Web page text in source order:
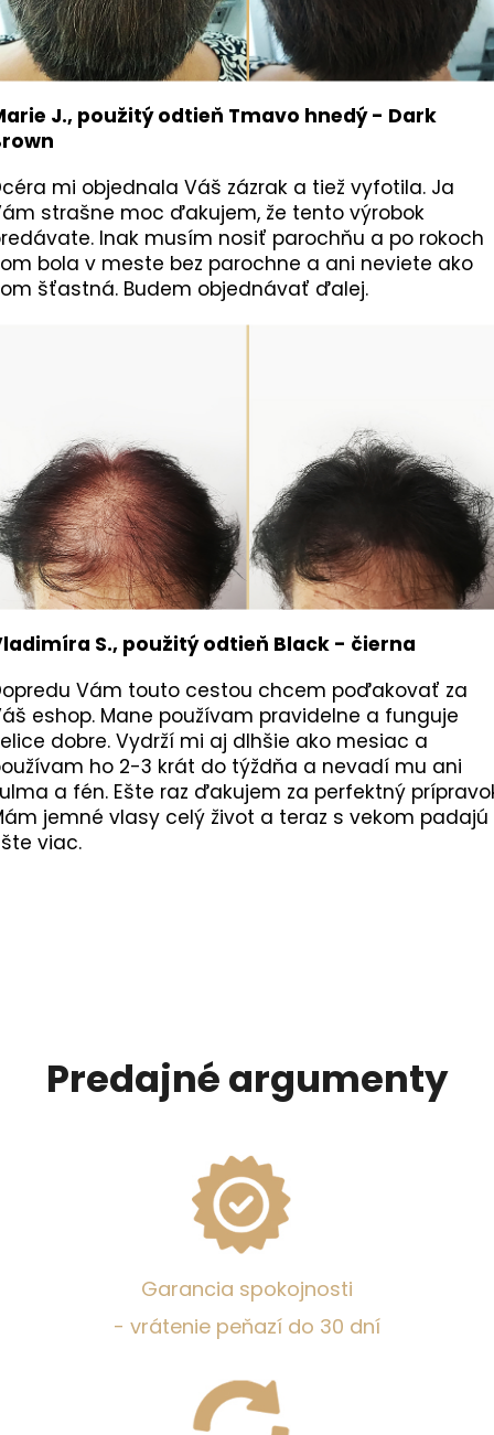
J., použitý odtieň Tmavo hnedý - Dark
mi objednala Váš zázrak a tiež vyfotila. Ja
strašne moc ďakujem, že tento výrobok
Inak musím nosiť parochňu a po rokoch
bola v meste bez parochne a ani neviete ako
šťastná. Budem objednávať ďalej.
S., použitý odtieň Black - čierna
Vám touto cestou chcem poďakovať za
eshop. Mane používam pravidelne a funguje
dobre. Vydrží mi aj dlhšie ako mesiac a
ho 2-3 krát do týždňa a nevadí mu ani
a fén. Ešte raz ďakujem za perfektný
jemné vlasy celý život a teraz s vekom padajú
viac.
Predajné argumenty
Garancia spokojnosti
- vrátenie peňazí do 30 dní